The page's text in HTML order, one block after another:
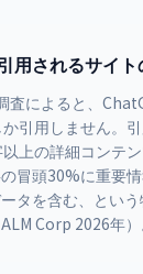
用されるサイト
査によると、
引用しません。
上の詳細コンテ
冒頭30%に重要
タを含む、とい
Corp 2026年）